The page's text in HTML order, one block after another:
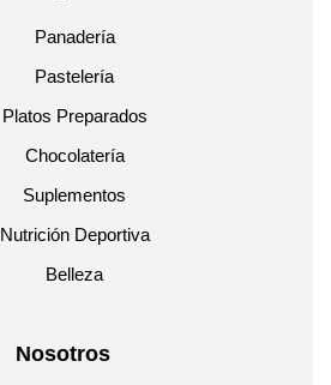
Panadería
Pastelería
Platos Preparados
Chocolatería
Suplementos
Nutrición Deportiva
Belleza
Nosotros